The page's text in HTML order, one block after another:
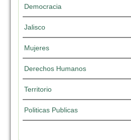
Democracia
Jalisco
Mujeres
Derechos Humanos
Territorio
Politicas Publicas